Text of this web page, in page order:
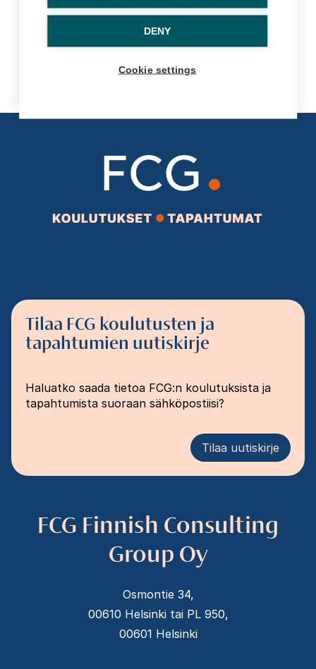
En engångskod för inloggning skickas till din e-
Tilaa FCG koulutusten ja
tapahtumien uutiskirje
Haluatko saada tietoa FCG:n koulutuksista ja
tapahtumista suoraan sähköpostiisi?
Tilaa uutiskirje
FCG Finnish Consulting
Group Oy
Osmontie 34,
00610 Helsinki tai PL 950,
00601 Helsinki
DENY
Cookie settings